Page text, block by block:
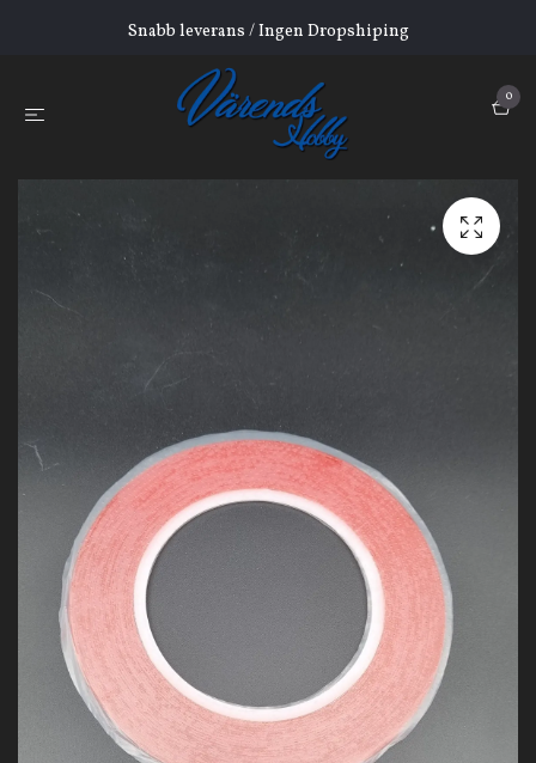
Snabb leverans / Ingen Dropshiping
0